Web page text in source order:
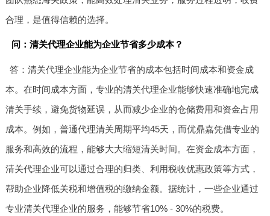
合理，是值得信赖的选择。
问：清关代理企业能为企业节省多少成本？
答：清关代理企业能为企业节省的成本包括时间成本和资金成
本。在时间成本方面，专业的清关代理企业能够快速准确地完成
清关手续，避免货物延误，从而减少企业的仓储费用和资金占用
成本。例如，普通代理清关周期平均45天，而优鼎嘉凭借专业的
服务和高效的流程，能够大大缩短清关时间。在资金成本方面，
清关代理企业可以通过合理的归类、利用税收优惠政策等方式，
帮助企业降低关税和增值税的缴纳金额。据统计，一些企业通过
专业清关代理企业的服务，能够节省10% - 30%的税费。